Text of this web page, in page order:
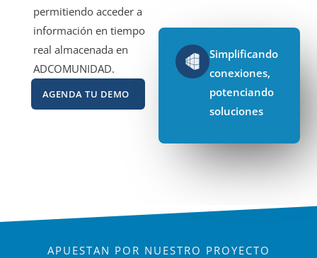
permitiendo acceder a
información en tiempo
real almacenada en
ADCOMUNIDAD.
AGENDA TU DEMO
Simplificando
conexiones,
potenciando
soluciones
APUESTAN POR NUESTRO PROYECTO